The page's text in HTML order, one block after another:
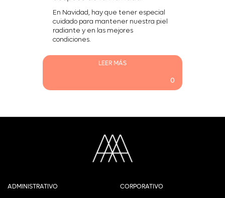
En Navidad, hay que tener especial
cuidado para mantener nuestra piel
radiante y en las mejores
condiciones.
LEER MÁS
0
ADMINISTRATIVO CORPORATIVO